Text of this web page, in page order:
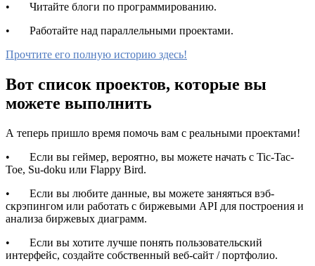
• Читайте блоги по программированию.
• Работайте над параллельными проектами.
Прочтите его полную историю здесь!
Вот список проектов, которые вы
можете выполнить
А теперь пришло время помочь вам с реальными проектами!
• Если вы геймер, вероятно, вы можете начать с Tic-Tac-
Toe, Su-doku или Flappy Bird.
• Если вы любите данные, вы можете заняяться вэб-
скрэпингом или работать с биржевыми API для построения и
анализа биржевых диаграмм.
• Если вы хотите лучше понять пользовательский
интерфейс, создайте собственный веб-сайт / портфолио.